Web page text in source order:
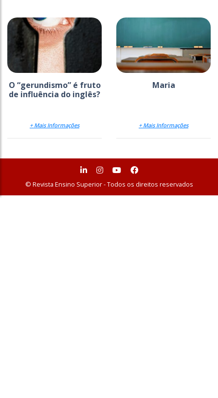
O “gerundismo” é fruto
de influência do inglês?
+ Mais Informações
Maria
+ Mais Informações
© Revista Ensino Superior - Todos os direitos reservados